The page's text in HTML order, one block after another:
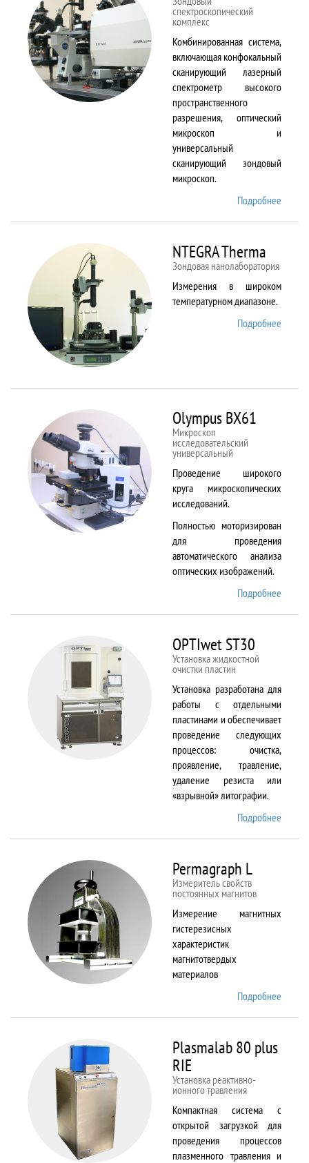
спектроскопический
комплекс
Комбинированная система,
включающая конфокальный
сканирующий лазерный
спектрометр высокого
пространственного
разрешения, оптический
микроскоп и
универсальный
сканирующий зондовый
микроскоп.
Подробнее
NTEGRA Therma
Зондовая нанолаборатория
Измерения в широком
температурном диапазоне.
Подробнее
Olympus BX61
Микроскоп
исследовательский
универсальный
Проведение широкого
круга микроскопических
исследований.
Полностью моторизирован
для проведения
автоматического анализа
оптических изображений.
Подробнее
OPTIwet ST30
Установка жидкостной
очистки пластин
Установка разработана для
работы с отдельными
пластинами и обеспечивает
проведение следующих
процессов: очистка,
проявление, травление,
удаление резиста или
«взрывной» литографии.
Подробнее
Permagraph L
Измеритель свойств
постоянных магнитов
Измерение магнитных
гистерезисных
характеристик
магнитотвердых
материалов
Подробнее
Plasmalab 80 plus
RIE
Установка реактивно-
ионного травления
Компактная система с
открытой загрузкой для
проведения процессов
плазменного травления и